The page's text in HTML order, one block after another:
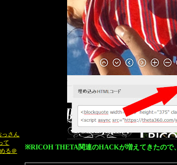
※RICOH THETA関連のHACKが増えてきたので、
っさん
て
る＠